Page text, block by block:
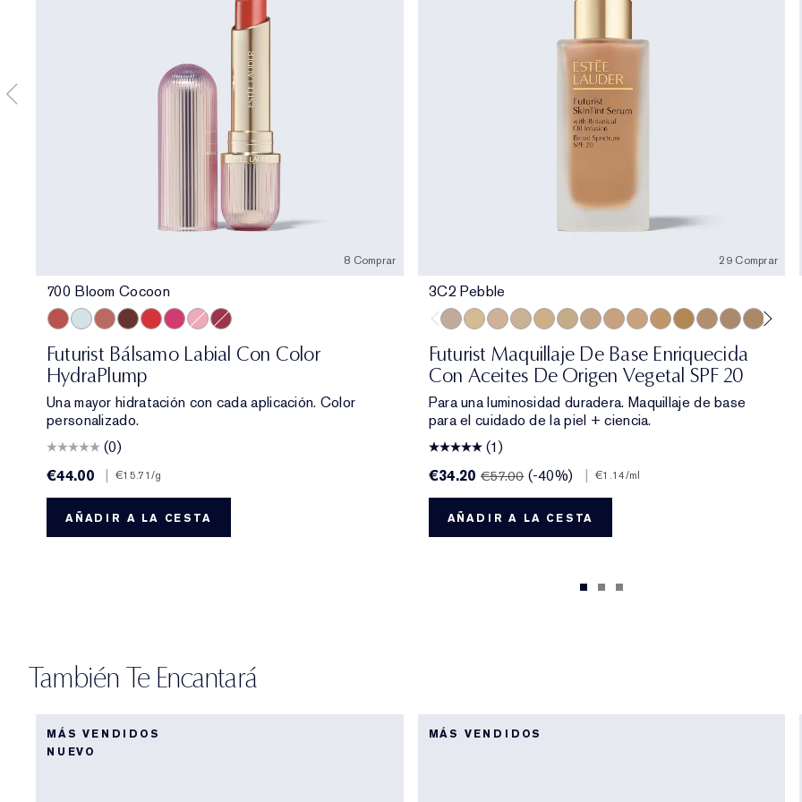
8 Comprar
700 Bloom Cocoon
Futurist Bálsamo Labial Con Color
HydraPlump
Una mayor hidratación con cada aplicación. Color
personalizado.
(0)
€44.00
| €15.71/g
AÑADIR A LA CESTA
29 Comprar
3C2 Pebble
Futurist Maquillaje De Base Enriquecida
Con Aceites De Origen Vegetal SPF 20
Para una luminosidad duradera. Maquillaje de base
para el cuidado de la piel + ciencia.
(1)
€34.20€57.00 (-40%) | €1.14/ml
AÑADIR A LA CESTA
También Te Encantará
MÁS VENDIDOS
NUEVO
MÁS VENDIDOS